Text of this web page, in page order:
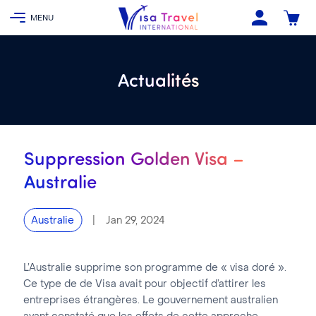
Actualités
Suppression Golden Visa –
Australie
Jan 29, 2024
Australie
L’Australie supprime son programme de « visa doré ».
Ce type de de Visa avait pour objectif d’attirer les
entreprises étrangères. Le gouvernement australien